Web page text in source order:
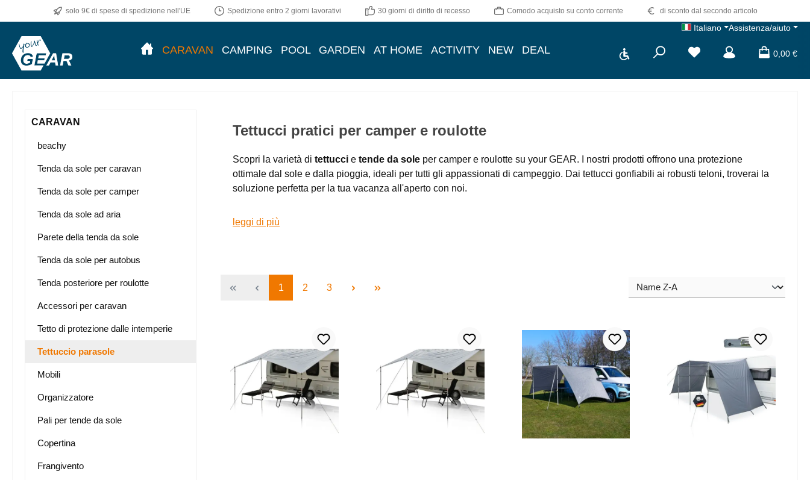
solo 9€ di spese di spedizione nell'UE Spedizione entro 2 giorni lavorativi 30 giorni di diritto di recesso Comodo acquisto su conto corrente di sconto dal secondo articolo
Italiano Assistenza/aiuto
CARAVAN CAMPING POOL GARDEN AT HOME ACTIVITY NEW DEAL Show toolbar Hai 0 articoli nella lista dei
0,00 €
CARAVAN
beachy
Tenda da sole per caravan
Tenda da sole per camper
Tenda da sole ad aria
Parete della tenda da sole
Tenda da sole per autobus
Tenda posteriore per roulotte
Accessori per caravan
Tetto di protezione dalle intemperie
Tettuccio parasole
Mobili
Organizzatore
Pali per tende da sole
Copertina
Frangivento
Tettucci pratici per camper e roulotte
Scopri la varietà di tettucci e tende da sole per camper e roulotte su your GEAR. I nostri prodotti offrono una protezione
ottimale dal sole e dalla pioggia, ideali per tutti gli appassionati di campeggio. Dai tettucci gonfiabili ai robusti teloni, troverai la
soluzione perfetta per la tua vacanza all'aperto con noi.
leggi di più
Pagina
1 Pagina
2 Pagina
3